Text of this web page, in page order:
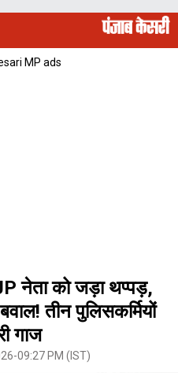
नेता को जड़ा थप्पड़,
तीन पुलिसकर्मियों
गाज
09:27 PM (IST)